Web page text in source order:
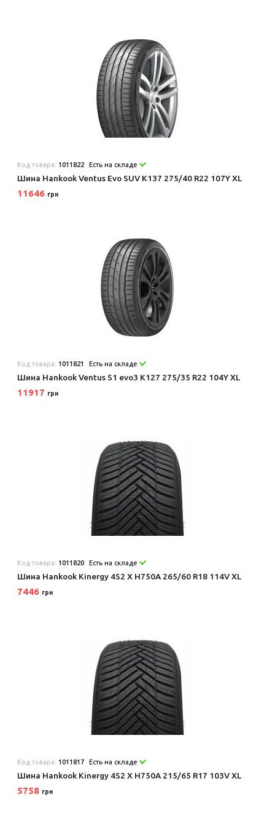
Код товара: 1011822 Есть на складе
Шина Hankook Ventus Evo SUV K137 275/40 R22 107Y XL
11646 грн
Код товара: 1011821 Есть на складе
Шина Hankook Ventus S1 evo3 K127 275/35 R22 104Y XL
11917 грн
Код товара: 1011820 Есть на складе
Шина Hankook Kinergy 4S2 X H750A 265/60 R18 114V XL
7446 грн
Код товара: 1011817 Есть на складе
Шина Hankook Kinergy 4S2 X H750A 215/65 R17 103V XL
5758 грн